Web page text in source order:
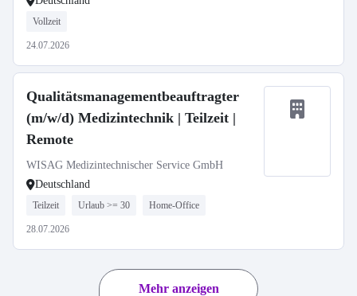
Vollzeit
24.07.2026
Qualitätsmanagementbeauftragter
(m/w/d) Medizintechnik | Teilzeit |
Remote
WISAG Medizintechnischer Service GmbH
Deutschland
Teilzeit Urlaub >= 30 Home-Office
28.07.2026
Mehr anzeigen